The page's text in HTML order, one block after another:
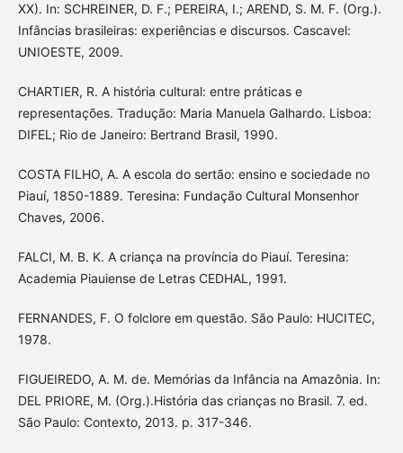
XX). In: SCHREINER, D. F.; PEREIRA, I.; AREND, S. M. F. (Org.).
Infâncias brasileiras: experiências e discursos. Cascavel:
UNIOESTE, 2009.
CHARTIER, R. A história cultural: entre práticas e
representações. Tradução: Maria Manuela Galhardo. Lisboa:
DIFEL; Rio de Janeiro: Bertrand Brasil, 1990.
COSTA FILHO, A. A escola do sertão: ensino e sociedade no
Piauí, 1850-1889. Teresina: Fundação Cultural Monsenhor
Chaves, 2006.
FALCI, M. B. K. A criança na província do Piauí. Teresina:
Academia Piauiense de Letras CEDHAL, 1991.
FERNANDES, F. O folclore em questão. São Paulo: HUCITEC,
1978.
FIGUEIREDO, A. M. de. Memórias da Infância na Amazônia. In:
DEL PRIORE, M. (Org.).História das crianças no Brasil. 7. ed.
São Paulo: Contexto, 2013. p. 317-346.